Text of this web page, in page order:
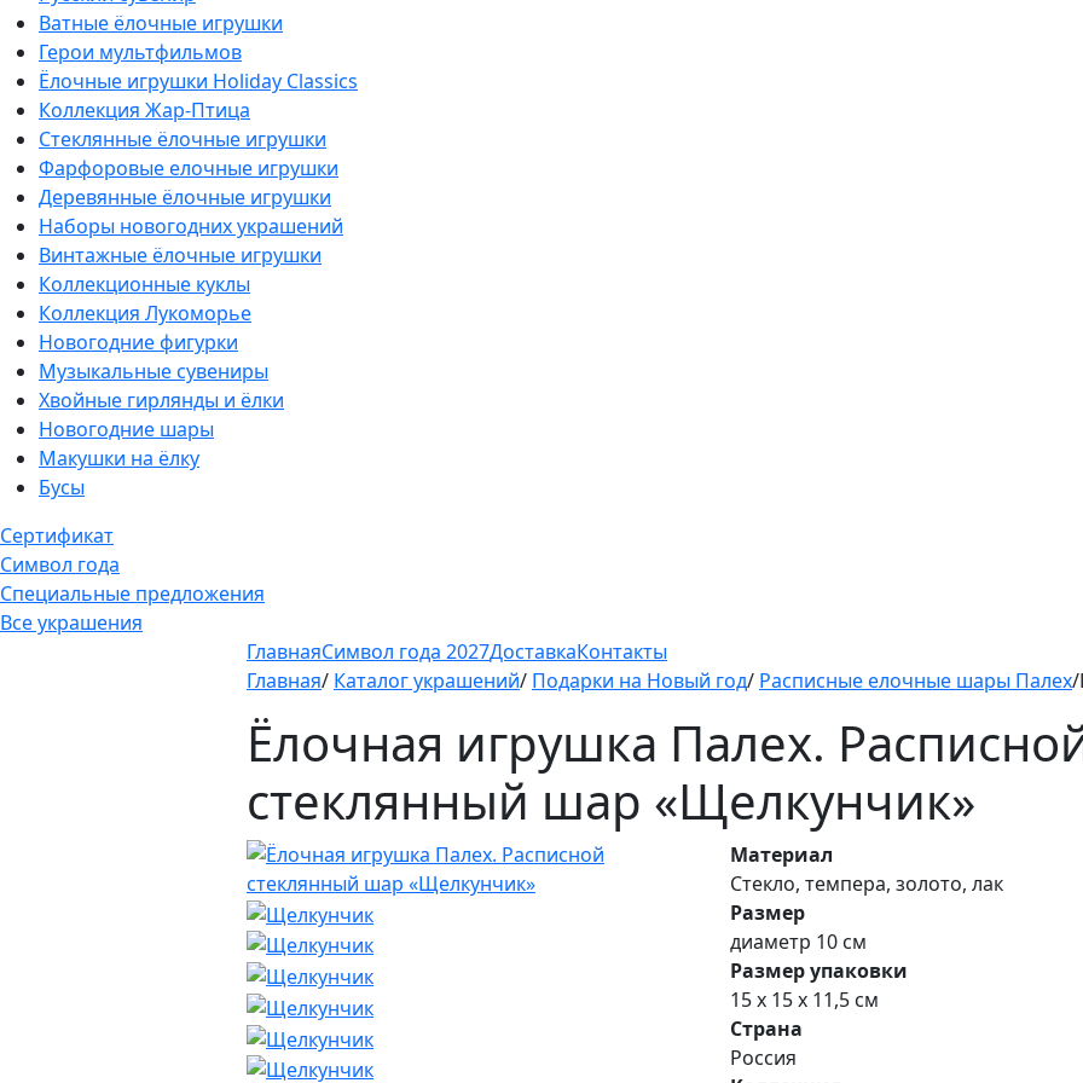
Ватные ёлочные игрушки
Герои мультфильмов
Ёлочные игрушки Holiday Classics
Коллекция Жар-Птица
Стеклянные ёлочные игрушки
Фарфоровые елочные игрушки
Деревянные ёлочные игрушки
Наборы новогодних украшений
Винтажные ёлочные игрушки
Коллекционные куклы
Коллекция Лукоморье
Новогодние фигурки
Музыкальные сувениры
Хвойные гирлянды и ёлки
Новогодние шары
Макушки на ёлку
Бусы
Сертификат
Символ года
Специальные предложения
Все украшения
ГлавнаяСимвол года 2027ДоставкаКонтакты
Главная/ Каталог украшений/ Подарки на Новый год/ Расписные елочные шары Палех/
Ёлочная игрушка Палех.
стеклянный шар «Щелкунчик»
Материал
Стекло, темпера, золото, лак
Размер
диаметр 10 см
Размер упаковки
15 х 15 х 11,5 см
Страна
Россия